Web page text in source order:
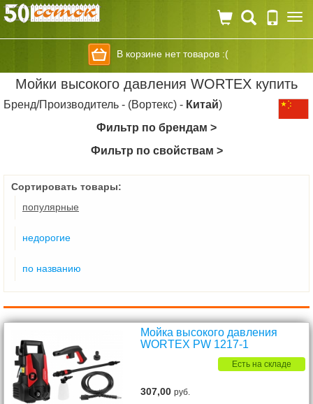
В корзине нет товаров :(
Мойки высокого давления WORTEX купить
Бренд/Производитель - (Вортекс) - Китай)
Фильтр по брендам >
Фильтр по свойствам >
Сортировать товары:
популярные
недорогие
по названию
Мойка высокого давления
WORTEX PW 1217-1
Есть на складе
307,00руб.